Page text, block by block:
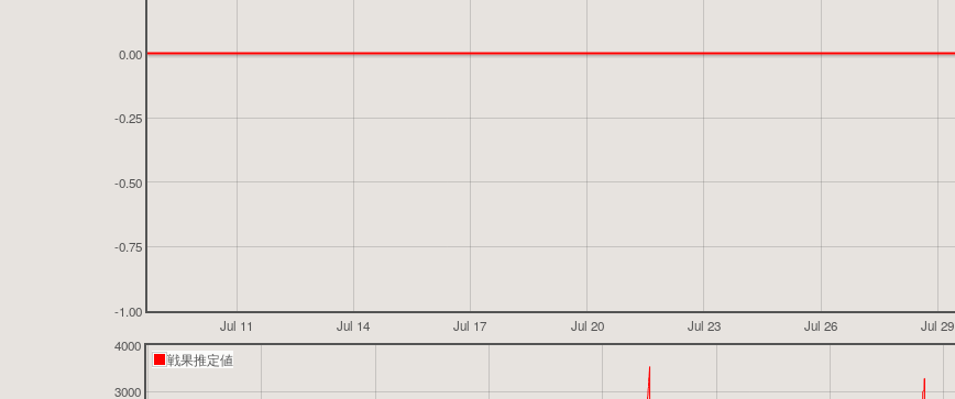
Jul 11 Jul 14 Jul 17 Jul 20 Jul 23 Jul 26 Jul 29
-1.00
-0.75
-0.50
-0.25
0.00
3000
4000
戦果推定値